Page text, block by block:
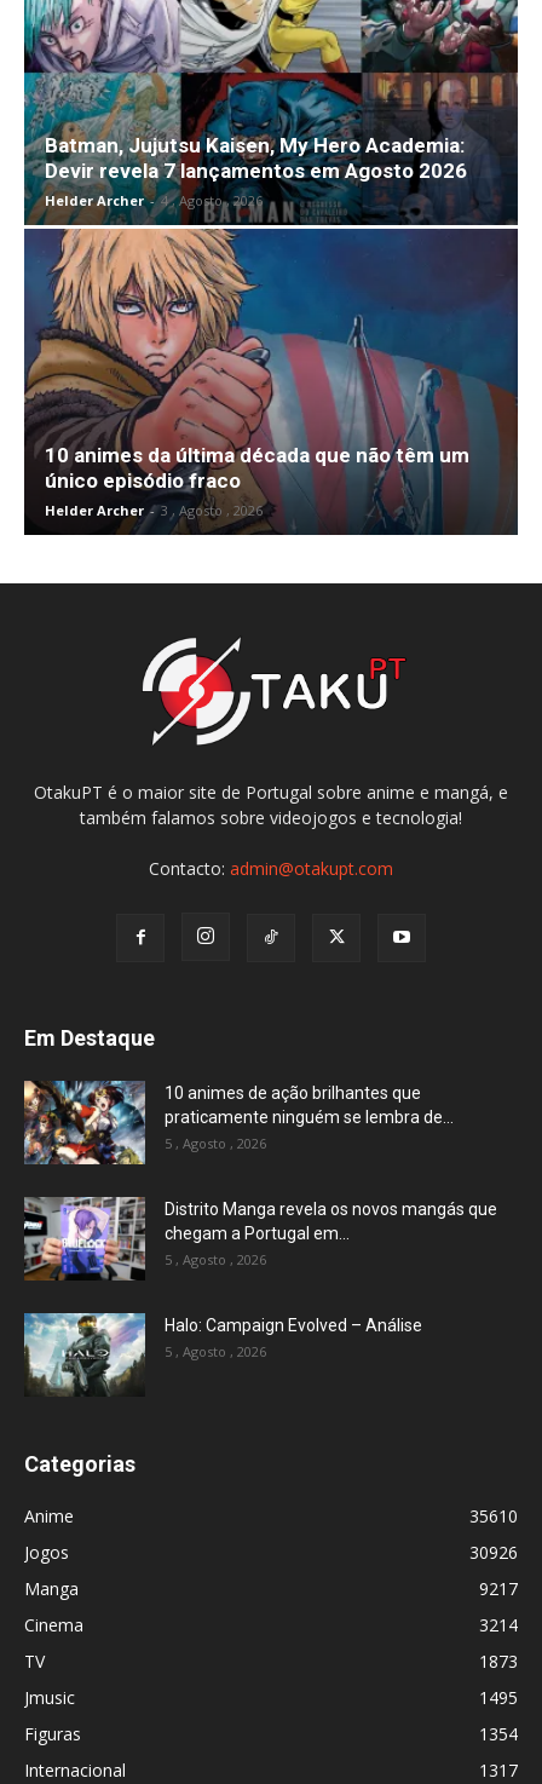
Batman, Jujutsu Kaisen, My Hero Academia:
Devir revela 7 lançamentos em Agosto 2026
Helder Archer - 4 , Agosto , 2026
10 animes da última década que não têm um
único episódio fraco
Helder Archer - 3 , Agosto , 2026
OtakuPT é o maior site de Portugal sobre anime e mangá, e
também falamos sobre videojogos e tecnologia!
Contacto: admin@otakupt.com
Em Destaque
10 animes de ação brilhantes que
praticamente ninguém se lembra de...
5 , Agosto , 2026
Distrito Manga revela os novos mangás que
chegam a Portugal em...
5 , Agosto , 2026
Halo: Campaign Evolved – Análise
5 , Agosto , 2026
Categorias
Anime
35610
Jogos
30926
Manga
9217
Cinema
3214
TV
1873
Jmusic
1495
Figuras
1354
Internacional
1317